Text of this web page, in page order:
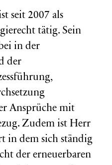
seit 2007 als
tätig. Sein
in der
der
Ansprüche mit
Zudem ist Herr
in dem sich ständig
der erneuerbaren